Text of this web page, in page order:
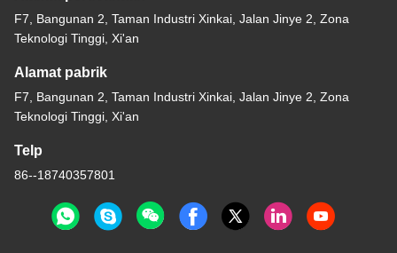
F7, Bangunan 2, Taman Industri Xinkai, Jalan Jinye 2, Zona
Teknologi Tinggi, Xi'an
Alamat pabrik
F7, Bangunan 2, Taman Industri Xinkai, Jalan Jinye 2, Zona
Teknologi Tinggi, Xi'an
Telp
86--18740357801